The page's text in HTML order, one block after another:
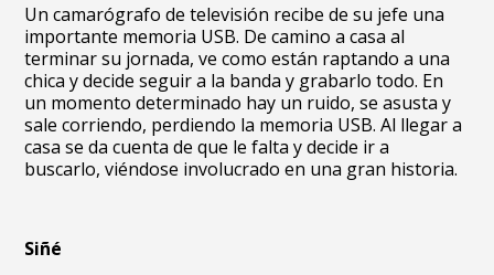
Un camarógrafo de televisión recibe de su jefe una
importante memoria USB. De camino a casa al
terminar su jornada, ve como están raptando a una
chica y decide seguir a la banda y grabarlo todo. En
un momento determinado hay un ruido, se asusta y
sale corriendo, perdiendo la memoria USB. Al llegar a
casa se da cuenta de que le falta y decide ir a
buscarlo, viéndose involucrado en una gran historia.
Siñé